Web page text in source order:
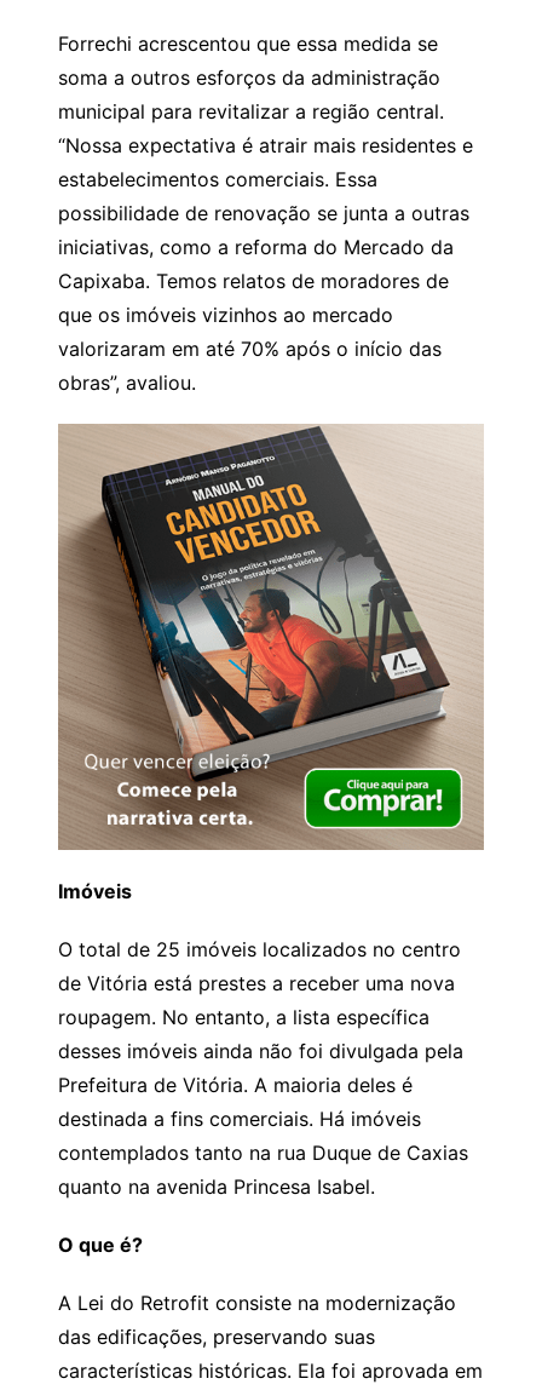
Forrechi acrescentou que essa medida se
soma a outros esforços da administração
municipal para revitalizar a região central.
“Nossa expectativa é atrair mais residentes e
estabelecimentos comerciais. Essa
possibilidade de renovação se junta a outras
iniciativas, como a reforma do Mercado da
Capixaba. Temos relatos de moradores de
que os imóveis vizinhos ao mercado
valorizaram em até 70% após o início das
obras”, avaliou.
Imóveis
O total de 25 imóveis localizados no centro
de Vitória está prestes a receber uma nova
roupagem. No entanto, a lista específica
desses imóveis ainda não foi divulgada pela
Prefeitura de Vitória. A maioria deles é
destinada a fins comerciais. Há imóveis
contemplados tanto na rua Duque de Caxias
quanto na avenida Princesa Isabel.
O que é?
A Lei do Retrofit consiste na modernização
das edificações, preservando suas
características históricas. Ela foi aprovada em